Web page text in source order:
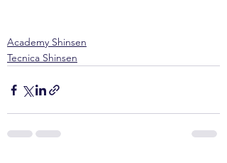
Academy Shinsen
Tecnica Shinsen